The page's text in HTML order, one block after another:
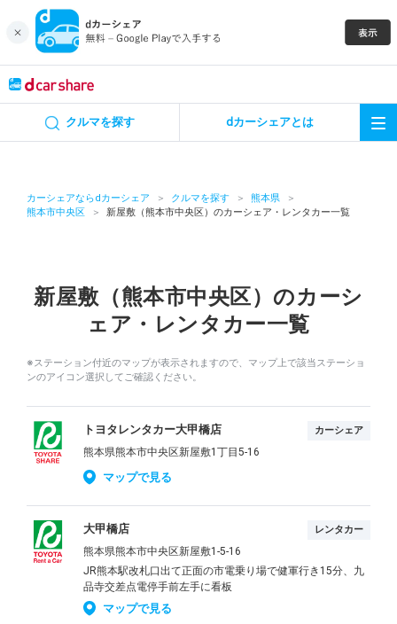
クルマを探す dカーシェアとは
カーシェアならdカーシェア クルマを探す
熊本県
熊本市中央区
新屋敷（熊本市中央区）のカーシェア・レンタカー一覧
新屋敷（熊本市中央区）のカーシ
ェア・レンタカー一覧
※ステーション付近のマップが表示されますので、マップ上で該当ステーショ
ンのアイコン選択してご確認ください。
トヨタレンタカー大甲橋店 カーシェア
熊本県熊本市中央区新屋敷1丁目5-16
マップで見る
大甲橋店 レンタカー
熊本県熊本市中央区新屋敷1-5-16
JR熊本駅改札口出て正面の市電乗り場で健軍行き15分、九
品寺交差点電停手前左手に看板
マップで見る
カーシェア
特集
アプリの使い方